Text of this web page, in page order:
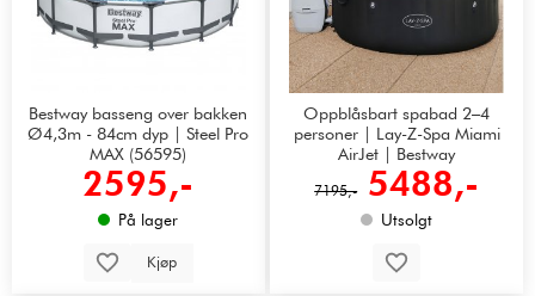
Bestway basseng over bakken
Ø4,3m - 84cm dyp | Steel Pro
MAX (56595)
2595,-
På lager
Kjøp
Oppblåsbart spabad 2–4
personer | Lay-Z-Spa Miami
AirJet | Bestway
7195,- 5488,-
Utsolgt